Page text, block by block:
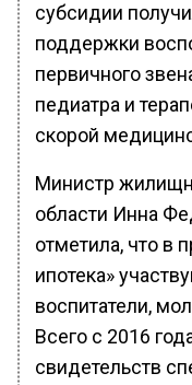
субсидии
поддержки
первичного
педиатра и
скорой
Министр
области Инна
отметила, что в
ипотека»
воспитатели,
Всего с 2016
свидетельств